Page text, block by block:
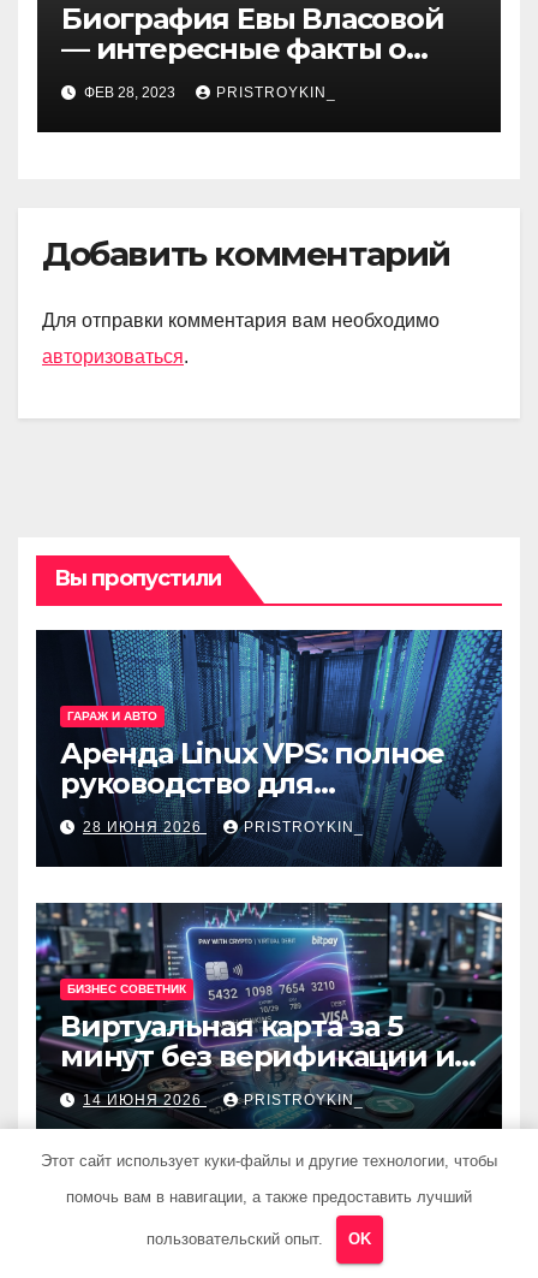
Биография Евы Власовой
— интересные факты о
личной жизни популярной
исполнительницы
ФЕВ 28, 2023 PRISTROYKIN_
Добавить комментарий
Для отправки комментария вам необходимо
авторизоваться.
Вы пропустили
ГАРАЖ И АВТО
Аренда Linux VPS: полное
руководство для
разработчиков и
администраторов
28 ИЮНЯ 2026 PRISTROYKIN_
БИЗНЕС СОВЕТНИК
Виртуальная карта за 5
минут без верификации и
банков с пополнением в
USDT
14 ИЮНЯ 2026 PRISTROYKIN_
Этот сайт использует куки-файлы и другие технологии, чтобы
помочь вам в навигации, а также предоставить лучший
пользовательский опыт. OK